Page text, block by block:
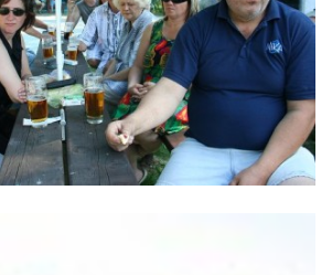
NA FICHTLCUP 2026
ZÁVODNÍKŮ FICHTLCUP 2026
LICOMĚLICKÉHO FICHTLCUPU